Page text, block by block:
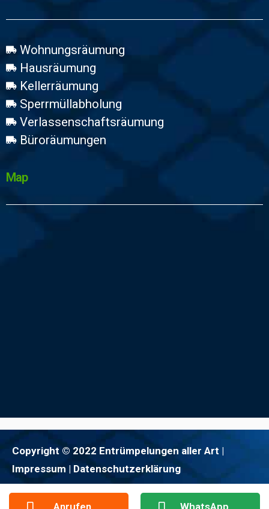
Wohnungsräumung
Hausräumung
Kellerräumung
Sperrmüllabholung
Verlassenschaftsräumung
Büroräumungen
Map
Copyright © 2022 Entrümpelungen aller Art |
Impressum | Datenschutzerklärung
Anrufen WhatsApp